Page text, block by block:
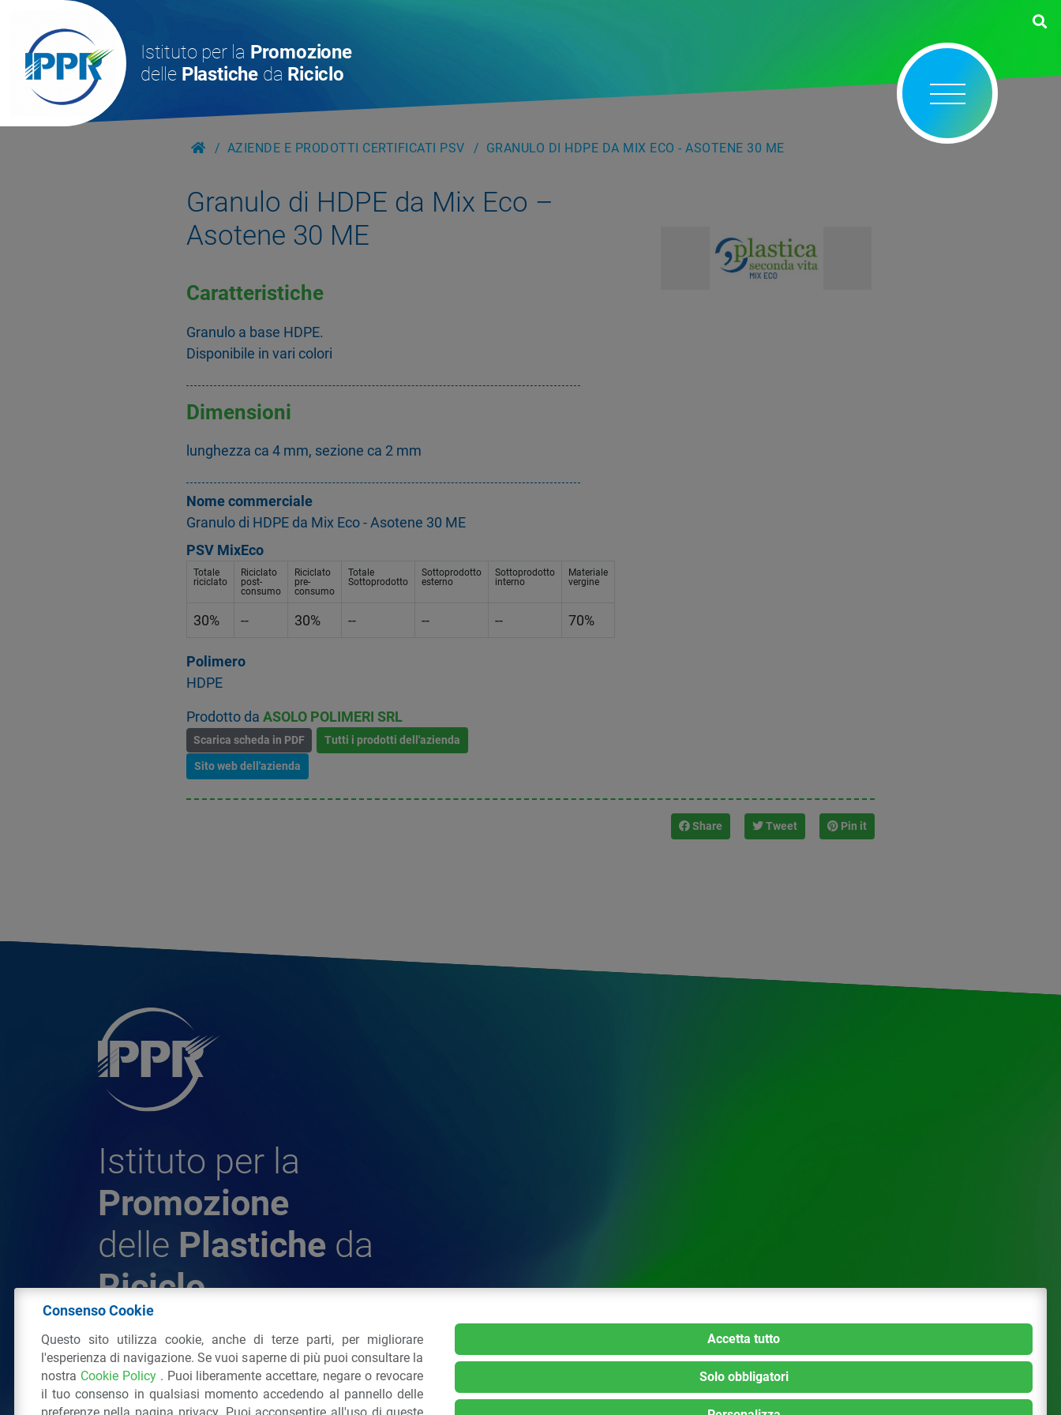
Istituto per la Promozione
delle Plastiche da Riciclo
AZIENDE E PRODOTTI CERTIFICATI PSV GRANULO DI HDPE DA MIX ECO - ASOTENE 30 ME
Granulo di HDPE da Mix Eco –
Asotene 30 ME
Caratteristiche
Granulo a base HDPE.
Disponibile in vari colori
Dimensioni
lunghezza ca 4 mm, sezione ca 2 mm
Nome commerciale
Granulo di HDPE da Mix Eco - Asotene 30 ME
PSV MixEco
Totale
riciclato
Riciclato
post-
consumo
Riciclato
pre-
consumo
Totale
Sottoprodotto
Sottoprodotto
esterno
Sottoprodotto
interno
Materiale
vergine
30% -- 30% -- -- -- 70%
Polimero
HDPE
Prodotto da ASOLO POLIMERI SRL
Scarica scheda in PDF Tutti i prodotti dell'azienda
Sito web dell'azienda
Share Tweet Pin it
Istituto per la
Promozione
delle Plastiche da
Riciclo
© 2026 - IPPR Istituto per la Promozione delle Plastiche
da Riciclo
C.F. 97381090154
Via San Vittore 3620123 Milano(MI) Tel.: 02 43928225.
Consenso Cookie
Questo sito utilizza cookie, anche di terze parti, per migliorare
l'esperienza di navigazione. Se vuoi saperne di più puoi consultare la
nostra Cookie Policy . Puoi liberamente accettare, negare o revocare
il tuo consenso in qualsiasi momento accedendo al pannello delle
Accetta tutto
Solo obbligatori